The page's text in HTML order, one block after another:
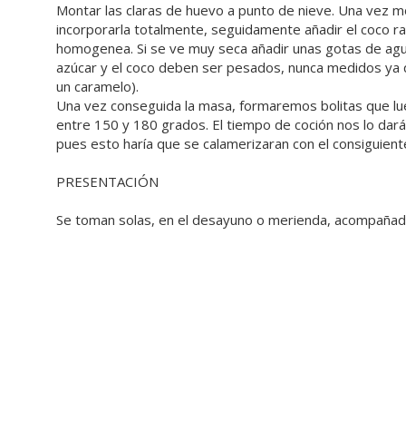
Montar las claras de huevo a punto de nieve. Una vez
incorporarla totalmente, seguidamente añadir el coco
homogenea. Si se ve muy seca añadir unas gotas de
azúcar y el coco deben ser pesados, nunca medidos
un caramelo).
Una vez conseguida la masa, formaremos bolitas que
entre 150 y 180 grados. El tiempo de coción nos lo
pues esto haría que se calamerizaran con el
PRESENTACIÓN
Se toman solas, en el desayuno o merienda,